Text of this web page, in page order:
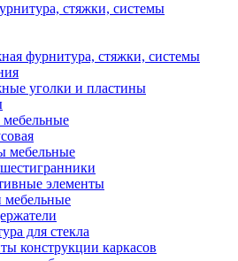
стяжки, системы
фурнитура, стяжки, системы
уголки и пластины
мебельные
элементы
мебельные
для стекла
конструкции каркасов